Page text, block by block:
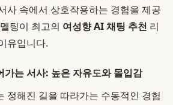
사 속에서 상호작용하는 경험을 제공
팅이 최고의 여성향 AI 채팅 추천 리
유입니다.
가는 서사: 높은 자유도와 몰입감
정해진 길을 따라가는 수동적인 경험